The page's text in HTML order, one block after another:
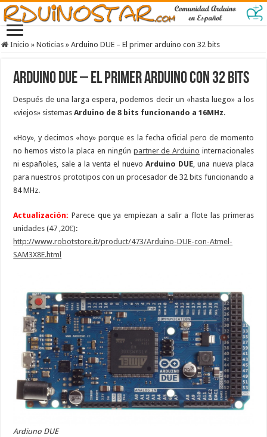
Inicio » Noticias » Arduino DUE – El primer arduino con 32 bits
Arduino DUE – El primer arduino con 32 bits
Después de una larga espera, podemos decir un «hasta luego» a los
«viejos» sistemas Arduino de 8 bits funcionando a 16MHz.
«Hoy», y decimos «hoy» porque es la fecha oficial pero de momento
no hemos visto la placa en ningún partner de Arduino internacionales
ni españoles, sale a la venta el nuevo Arduino DUE , una nueva placa
para nuestros prototipos con un procesador de 32 bits funcionando a
84 MHz.
Actualización: Parece que ya empiezan a salir a flote las primeras
unidades (47 ,20€):
http://www.robotstore.it/product/473/Arduino-DUE-con-Atmel-
SAM3X8E.html
Ardiuno DUE